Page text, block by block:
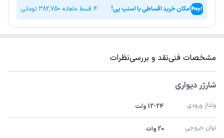
امکان خرید اقساطی با اسنپ پی! 4 قسط ماهانه 382,750 تومانی
مشخصات فنینقد و بررسینظرات
شارژر دیواری
ولتاژ ورودی 12-24 ولت
توان خروجی 20 وات